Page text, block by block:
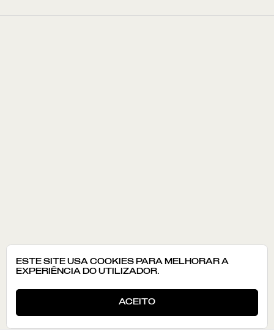
ESTE SITE USA COOKIES PARA MELHORAR A
EXPERIÊNCIA DO UTILIZADOR.
ACEITO